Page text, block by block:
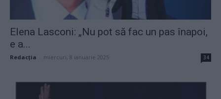
Elena Lasconi: „Nu pot să fac un pas înapoi,
e a...
Redacţia miercuri, 8 ianuarie 2025 34